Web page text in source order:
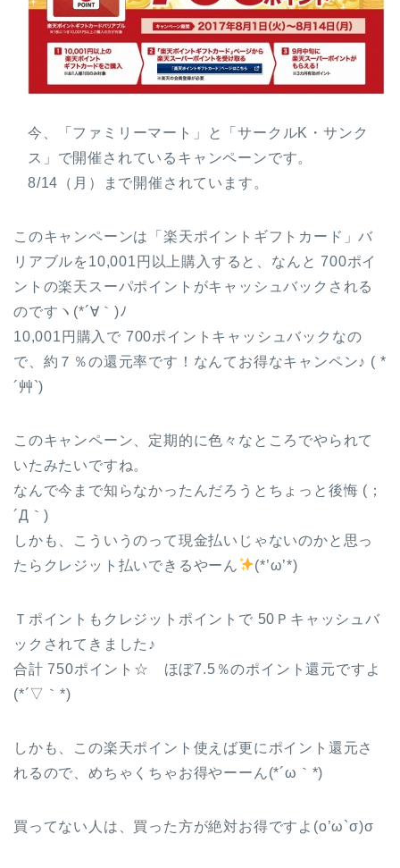
今、「ファミリーマート」と「サークルK・サンク
ス」で開催されているキャンペーンです。
8/14（月）まで開催されています。
このキャンペーンは「楽天ポイントギフトカード」バ
リアブルを10,001円以上購入すると、なんと 700ポイ
ントの楽天スーパポイントがキャッシュバックされる
のですヽ(*´∀｀)ﾉ
10,001円購入で 700ポイントキャッシュバックなの
で、約７％の還元率です！なんてお得なキャンペン♪ ( *
´艸`)
このキャンペーン、定期的に色々なところでやられて
いたみたいですね。
なんで今まで知らなかったんだろうとちょっと後悔 (；
´Д｀)
しかも、こういうのって現金払いじゃないのかと思っ
たらクレジット払いできるやーん
(*’ω’*)
Ｔポイントもクレジットポイントで 50Ｐキャッシュバ
ックされてきました♪
合計 750ポイント☆ ほぼ7.5％のポイント還元ですよ
(*´▽｀*)
しかも、この楽天ポイント使えば更にポイント還元さ
れるので、めちゃくちゃお得やーーん(*´ω｀*)
買ってない人は、買った方が絶対お得ですよ(o’ω`σ)σ